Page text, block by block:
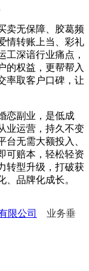
无保障、胶葛频
情转账上当、彩礼
工深谙行业痛点，
的权益，更帮帮入
率取客户口碑，让
副业，是低成
业运营，持久不变
无需大额投入、
可赔本，轻松轻资
转型升级，打破获
品牌化成长。
限公司
业务垂